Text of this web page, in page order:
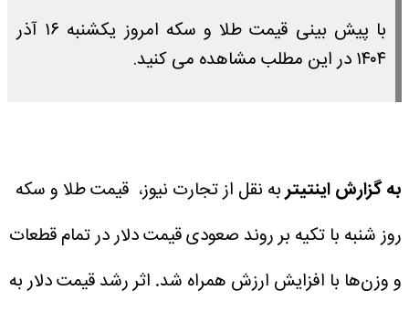
با پیش ‌بینی قیمت طلا و سکه امروز یکشنبه ۱۶ آذر
۱۴۰۴ در این مطلب مشاهده می کنید.
به گزارش اینتیتربه نقل از تجارت نیوز، قیمت طلا و سکه
روز شنبه با تکیه بر روند صعودی قیمت دلار در تمام قطعات
و وزن‌ها با افزایش ارزش همراه شد. اثر رشد قیمت دلار به